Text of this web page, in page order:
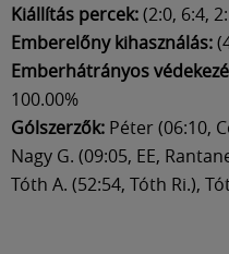
Kiállítás percek:(2:0, 6:4,
Emberelőny kihasználás:
Emberhátrányos
100.00%
Gólszerzők: Péter (06:10,
Nagy G. (09:05, EE,
Tóth A. (52:54, Tóth Ri.),